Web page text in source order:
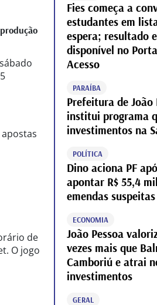
de
O jogo
Fies começa a
estudantes em
espera; resultado
disponível no
Acesso
PARAÍBA
Prefeitura de João
institui programa
investimentos na
POLÍTICA
Dino aciona PF
apontar R$ 55,4
emendas suspeitas
ECONOMIA
João Pessoa
vezes mais que
Camboriú e atrai
investimentos
GERAL